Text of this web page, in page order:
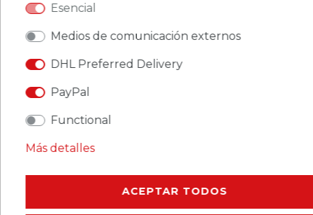
Esencial
Medios de comunicación externos
DHL Preferred Delivery
PayPal
Functional
Más detalles
ACEPTAR TODOS